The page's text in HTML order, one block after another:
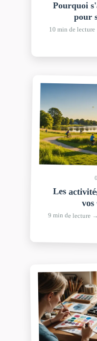
Pourquoi
pour
10 min de
Les
vos
9 min de lecture →